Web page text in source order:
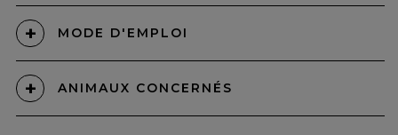
MODE D'EMPLOI
ANIMAUX CONCERNÉS